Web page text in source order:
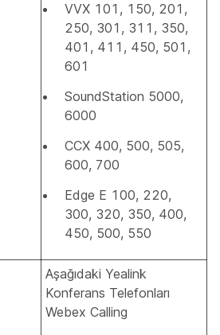
VVX 101, 150, 201,
250, 301, 311, 350,
401, 411, 450, 501,
601
SoundStation 5000,
6000
CCX 400, 500, 505,
600, 700
Edge E 100, 220,
300, 320, 350, 400,
450, 500, 550
Aşağıdaki Yealink
Konferans Telefonları
Webex Calling